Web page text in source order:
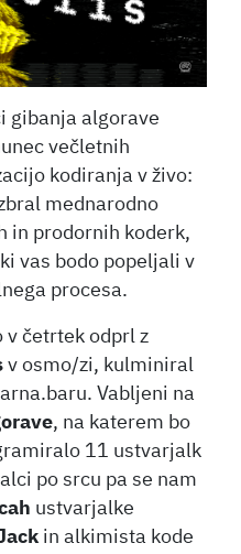
gibanja algorave
večletnih
kodiranja v živo:
mednarodno
in prodornih koderk,
vas bodo popeljali v
procesa.
v četrtek odprl z
v osmo/zi, kulminiral
Vabljeni na
, na katerem bo
11 ustvarjalk
po srcu pa se nam
ustvarjalke
in alkimista kode